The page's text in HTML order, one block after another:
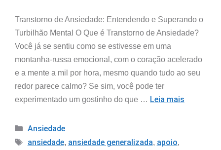
Transtorno de Ansiedade: Entendendo e Superando o
Turbilhão Mental O Que é Transtorno de Ansiedade?
Você já se sentiu como se estivesse em uma
montanha-russa emocional, com o coração acelerado
e a mente a mil por hora, mesmo quando tudo ao seu
redor parece calmo? Se sim, você pode ter
experimentado um gostinho do que … Leia mais
Ansiedade
ansiedade, ansiedade generalizada, apoio,